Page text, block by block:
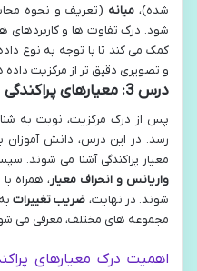
شده)، میانه (تعریف و نحوه
شود. درک تفاوت ها و کاربردهای
کمک می کند تا با توجه به نوع
و تصویری دقیق تر از مرکزیت
درس 3: معیارهای پراکندگی
پس از درک مرکزیت، نوبت به
رسد. در این درس، دانش آموزان
معیار پراکندگی آشنا می شوند.
واریانس و انحراف معیار، همراه
شوند. در نهایت، ضریب تغییرات
مجموعه های مختلف، معرفی می
اهمیت درک معیارهای